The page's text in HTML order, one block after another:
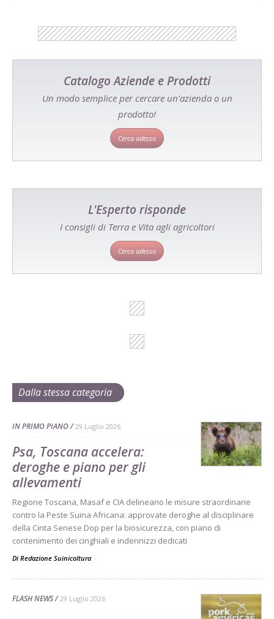
Catalogo Aziende e Prodotti
Un modo semplice per cercare un'azienda o un
prodotto!
Cerca adesso
L'Esperto risponde
I consigli di Terra e Vita agli agricoltori
Cerca adesso
Dalla stessa categoria
IN PRIMO PIANO 29 Luglio 2026
Psa, Toscana accelera:
deroghe e piano per gli
allevamenti
Regione Toscana, Masaf e CIA delineano le misure straordinarie
contro la Peste Suina Africana: approvate deroghe al disciplinare
della Cinta Senese Dop per la biosicurezza, con piano di
contenimento dei cinghiali e indennizzi dedicati
Di Redazione Suinicoltura -
FLASH NEWS 29 Luglio 2026